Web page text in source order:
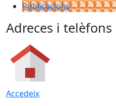
Publicacions
Adreces i telèfons
Accedeix